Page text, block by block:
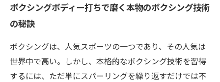
能
まとめ
ボクシングボディー打ちで磨く本物のボクシング技術
の秘訣
ボクシングは、人気スポーツの一つであり、その人気は
世界中で高い。しかし、本格的なボクシング技術を習得
するには、ただ単にスパーリングを繰り返すだけでは不